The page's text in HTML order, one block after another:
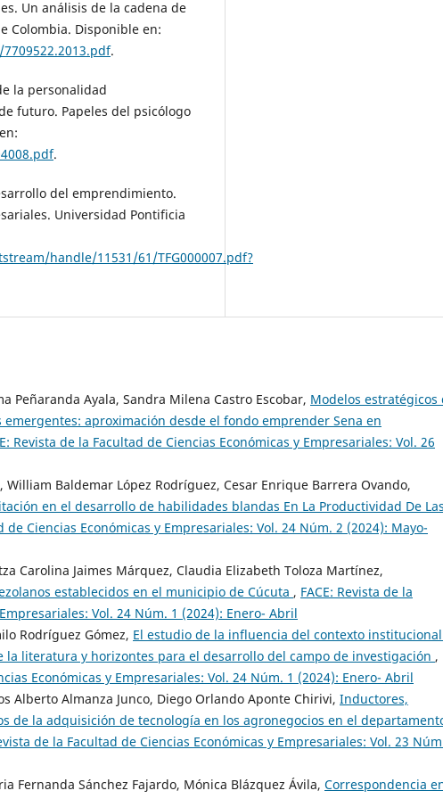
Un análisis de la cadena de
Colombia. Disponible en:
.
la personalidad
futuro. Papeles del psicólogo
.
del emprendimiento.
Universidad Pontificia
handle/11531/61/TFG000007.pdf?
Peñaranda Ayala, Sandra Milena Castro Escobar, Modelos estratégicos
aproximación desde el fondo emprender Sena en
Revista de la Facultad de Ciencias Económicas y Empresariales: Vol. 26
Baldemar López Rodríguez, Cesar Enrique Barrera Ovando,
en el desarrollo de habilidades blandas En La Productividad De
de Ciencias Económicas y Empresariales: Vol. 24 Núm. 2 (2024): Mayo-
Carolina Jaimes Márquez, Claudia Elizabeth Toloza Martínez,
establecidos en el municipio de Cúcuta , FACE: Revista de la
Vol. 24 Núm. 1 (2024): Enero- Abril
Rodríguez Gómez, El estudio de la influencia del contexto
literatura y horizontes para el desarrollo del campo de investigación ,
Económicas y Empresariales: Vol. 24 Núm. 1 (2024): Enero- Abril
Alberto Almanza Junco, Diego Orlando Aponte Chirivi, Inductores,
de la adquisición de tecnología en los agronegocios en el
de la Facultad de Ciencias Económicas y Empresariales: Vol. 23
Fernanda Sánchez Fajardo, Mónica Blázquez Ávila, Correspondencia